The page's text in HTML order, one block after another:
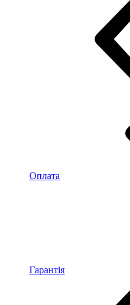
Оплата
Гарантія